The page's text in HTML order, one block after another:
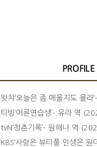
PROFILE
왓챠‘오늘은 좀 매울지도 몰
티빙‘어른연습생’- 유라 역
tvN‘청춘기록’- 원해나 역
KBS‘사랑은 뷰티풀 인생은